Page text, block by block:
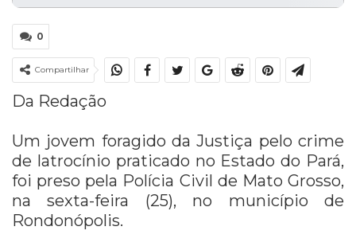
0
Compartilhar
Da Redação
Um jovem foragido da Justiça pelo crime
de latrocínio praticado no Estado do Pará,
foi preso pela Polícia Civil de Mato Grosso,
na sexta-feira (25), no município de
Rondonópolis.